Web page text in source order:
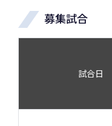
募集試合
試合日